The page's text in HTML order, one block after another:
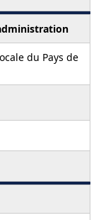
du Pays de